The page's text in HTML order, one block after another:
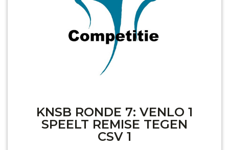
KNSB RONDE 7: VENLO 1
SPEELT REMISE TEGEN
CSV 1